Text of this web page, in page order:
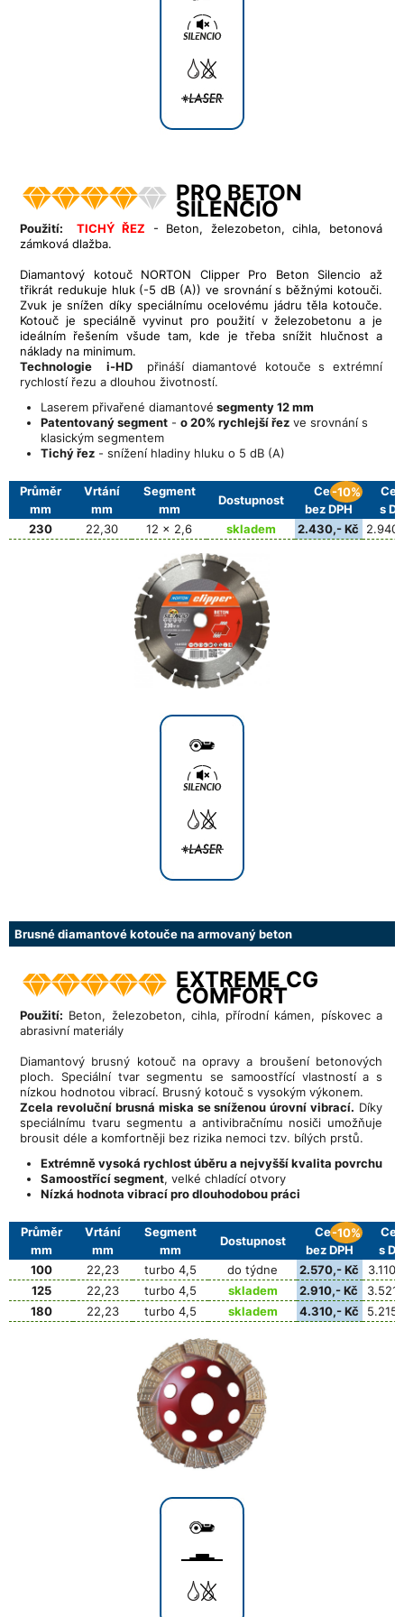
PRO BETON
SILENCIO
Použití:TICHÝ ŘEZ - Beton, železobeton, cihla, betonová
zámková dlažba.
Diamantový kotouč NORTON Clipper Pro Beton Silencio až
třikrát redukuje hluk (-5 dB (A)) ve srovnání s běžnými kotouči.
Zvuk je snížen díky speciálnímu ocelovému jádru těla kotouče.
Kotouč je speciálně vyvinut pro použití v železobetonu a je
ideálním řešením všude tam, kde je třeba snížit hlučnost a
náklady na minimum.
Technologie i-HD
přináší diamantové kotouče s extrémní
rychlostí řezu a dlouhou životností.
Laserem přivařené diamantové segmenty 12 mm
Patentovaný segment - o 20% rychlejší řez ve srovnání s
klasickým segmentem
Tichý řez - snížení hladiny hluku o 5 dB (A)
Průměr
mm
Vrtání
mm
Segment
mm
Dostupnost
Cena
bez DPH
-10%
s
230
22,30 12 x 2,6 skladem 2.430,- Kč
Brusné diamantové kotouče na armovaný beton
EXTREME CG
COMFORT
Použití: Beton, železobeton, cihla, přírodní kámen, pískovec a
abrasivní materiály
Diamantový brusný kotouč na opravy a broušení betonových
ploch. Speciální tvar segmentu se samoostřící vlastností a s
nízkou hodnotou vibrací. Brusný kotouč s vysokým výkonem.
Zcela revoluční brusná miska se sníženou úrovní vibrací. Díky
speciálnímu tvaru segmentu a antivibračnímu nosiči umožňuje
brousit déle a komfortněji bez rizika nemoci tzv. bílých prstů.
Extrémně vysoká rychlost úběru a nejvyšší kvalita povrchu
Samoostřící segment, velké chladící otvory
Nízká hodnota vibrací pro dlouhodobou práci
Průměr
mm
Vrtání
mm
Segment
mm
Dostupnost
Cena
bez DPH
-10%
s
100
22,23 turbo 4,5 do týdne 2.570,- Kč
125
22,23 turbo 4,5 skladem 2.910,- Kč
180
22,23 turbo 4,5 skladem 4.310,- Kč